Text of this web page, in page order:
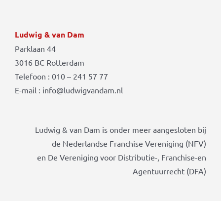
Ludwig & van Dam
Parklaan 44
3016 BC Rotterdam
Telefoon : 010 – 241 57 77
E-mail : info@ludwigvandam.nl
Ludwig & van Dam is onder meer aangesloten bij
de Nederlandse Franchise Vereniging (NFV)
en De Vereniging voor Distributie-, Franchise-en
Agentuurrecht (DFA)